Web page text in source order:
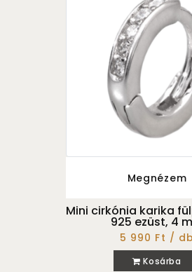
Megnézem
Mini cirkónia karika
925 ezüst, 4
5 990 Ft / db
Kosárba